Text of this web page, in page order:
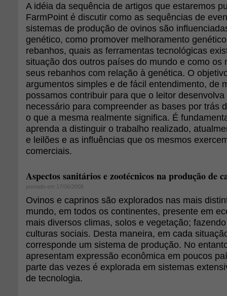
A idéia da sequência de artigos que estaremos
FarmPoint é discutir como as sequências de
sistemas de produção de ovinos são
genético, como promover melhoramento
rebanhos, quais as ferramentas tecnológicas
situação dos outros países do mundo e como os
seus rebanhos com relação à genética. O
argumentos simples e de fácil entendimento, de
possamos contribuir para que o leitor
necessário para compreender as bases por trás
o que a mesma realmente significa. É
aprenda a distinguir o trabalho realizado,
e leilões e as influências que os mesmos
comerciais.
Aspectos sanitários e zootécnicos na produção de
postado em 17/06/2008
Ovinos e caprinos são explorados nas mais
mundo, em todos os continentes, presente em
mais diversos climas, solos e vegetação;
culturas sociais. Desta maneira, em cada
corresponde um sistema de produção. No
apresentam expressão econômica em poucos
parte das vezes é explorada em sistemas
de tecnologia.